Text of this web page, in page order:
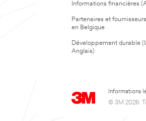
Informations financières
Partenaires et
en Belgique
Développement durable
Anglais)
Informations
© 3M 2026.